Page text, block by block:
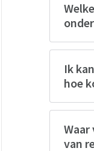
Ik
hoe
van